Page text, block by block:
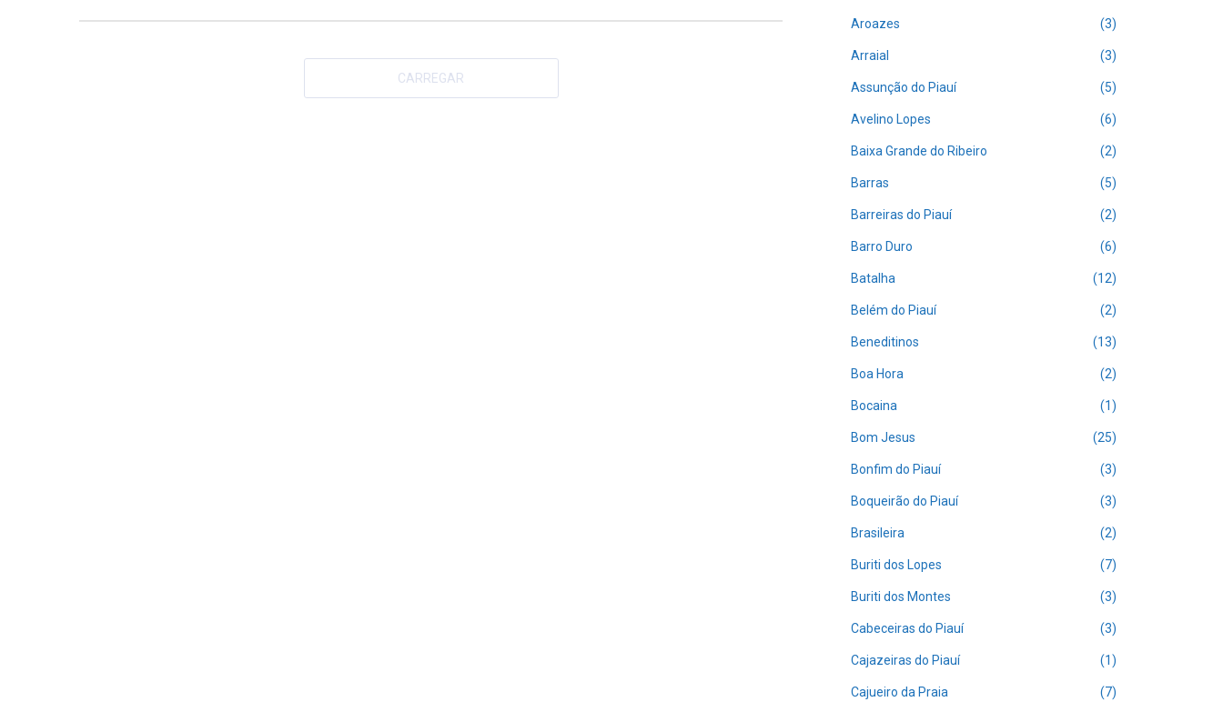
CARREGAR
Aroazes (3)
Arraial (3)
Assunção do Piauí (5)
Avelino Lopes (6)
Baixa Grande do Ribeiro (2)
Barras (5)
Barreiras do Piauí (2)
Barro Duro (6)
Batalha (12)
Belém do Piauí (2)
Beneditinos (13)
Boa Hora (2)
Bocaina (1)
Bom Jesus (25)
Bonfim do Piauí (3)
Boqueirão do Piauí (3)
Brasileira (2)
Buriti dos Lopes (7)
Buriti dos Montes (3)
Cabeceiras do Piauí (3)
Cajazeiras do Piauí (1)
Cajueiro da Praia (7)